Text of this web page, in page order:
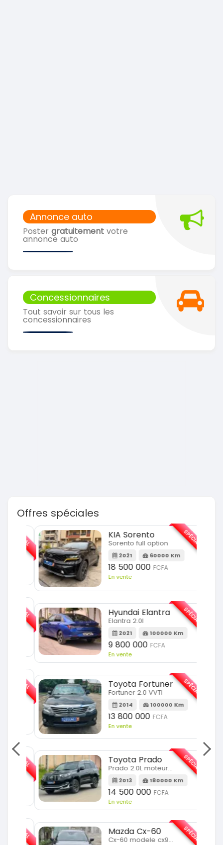
Annonce auto
Poster gratuitement votre
annonce auto
Concessionnaires
Tout savoir sur tous les
concessionnaires
Offres spéciales
SPÉCIAL
KIA Sorento
Sorento full option
2021 60000 Km
18 500 000FCFA
En vente
SPÉCIAL
Hyundai Elantra
Elantra 2.0l
2021 100000 Km
9 800 000FCFA
En vente
SPÉCIAL
Toyota Fortuner
Fortuner 2.0 VVTI
2014 100000 Km
13 800 000FCFA
En vente
SPÉCIAL
Toyota Prado
Prado 2.0L moteur d4d
2013 180000 Km
14 500 000FCFA
En vente
SPÉCIAL
Mazda Cx-60
Cx-60 modele cx9 full option SPÉCIAL